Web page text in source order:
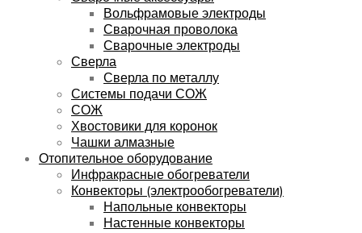
Вольфрамовые электроды
Сварочная проволока
Сварочные электроды
Сверла
Сверла по металлу
Системы подачи СОЖ
СОЖ
Хвостовики для коронок
Чашки алмазные
Отопительное оборудование
Инфракрасные обогреватели
Конвекторы (электрообогреватели)
Напольные конвекторы
Настенные конвекторы